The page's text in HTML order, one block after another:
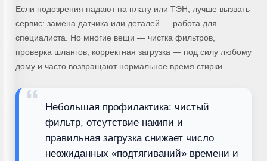
Если подозрения падают на плату или ТЭН, лучше вызвать
сервис: замена датчика или деталей — работа для
специалиста. Но многие вещи — чистка фильтров,
проверка шлангов, корректная загрузка — под силу любому
дому и часто возвращают нормальное время стирки.
Небольшая профилактика: чистый
фильтр, отсутствие накипи и
правильная загрузка снижает число
неожиданных «подтягиваний» времени и